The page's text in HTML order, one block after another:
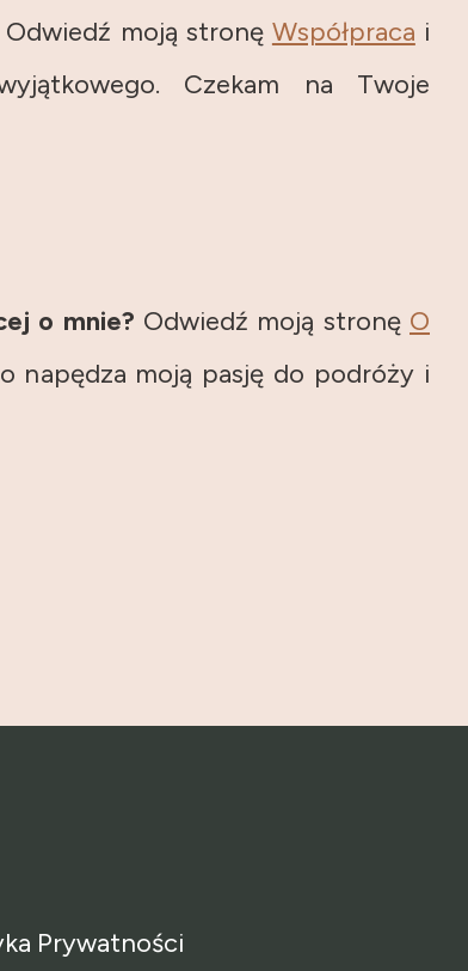
Odwiedź moją stronę Współpraca i
Czekam na Twoje
o mnie? Odwiedź moją stronę O
napędza moją pasję do podróży i
Prywatności